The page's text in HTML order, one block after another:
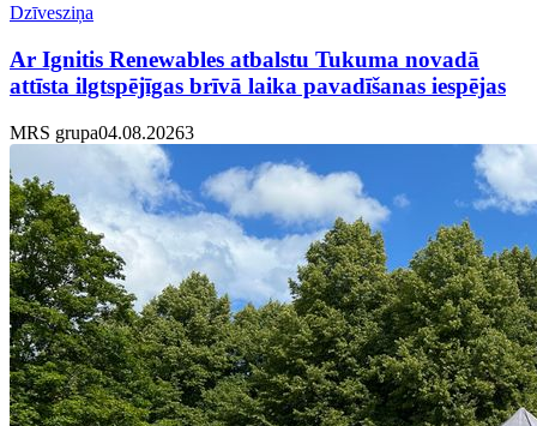
Dzīvesziņa
Ar Ignitis Renewables atbalstu Tukuma novadā
attīsta ilgtspējīgas brīvā laika pavadīšanas iespējas
MRS grupa04.08.20263